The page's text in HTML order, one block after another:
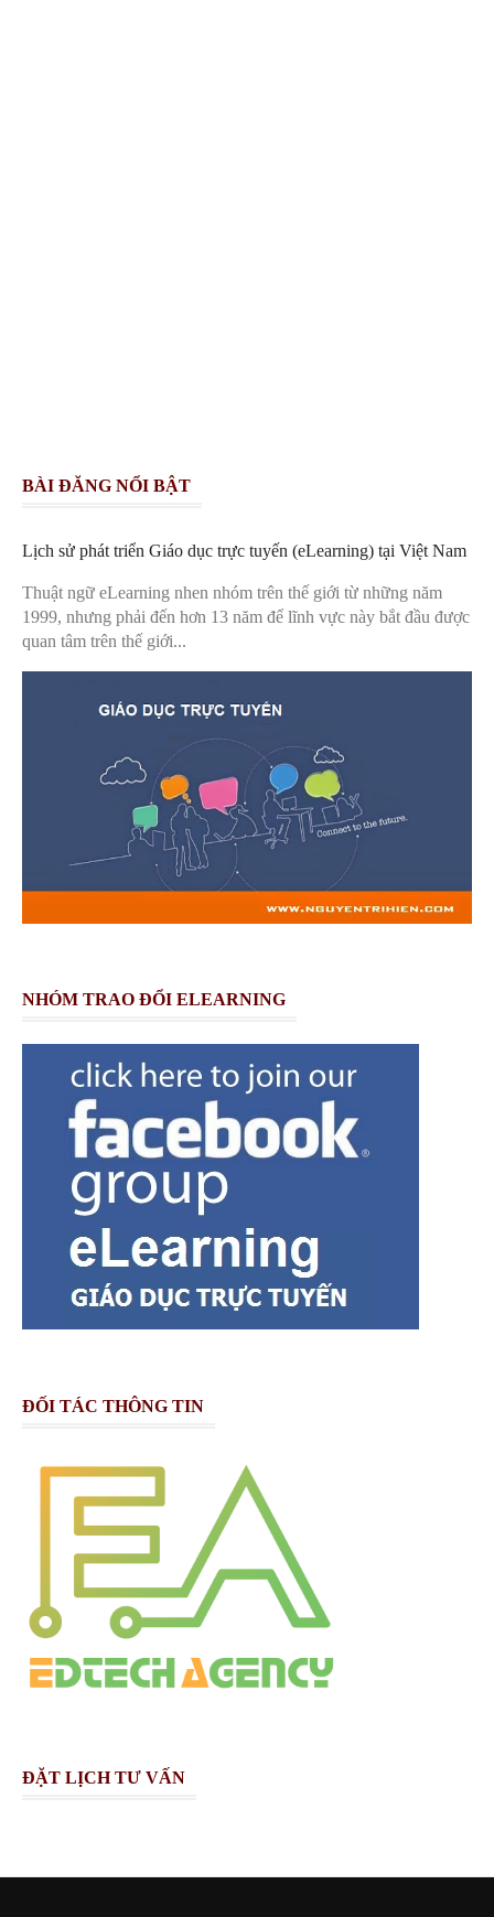
BÀI ĐĂNG NỔI BẬT
Lịch sử phát triển Giáo dục trực tuyến (eLearning) tại Việt Nam
Thuật ngữ eLearning nhen nhóm trên thế giới từ những năm
1999, nhưng phải đến hơn 13 năm để lĩnh vực này bắt đầu được
quan tâm trên thế giới...
NHÓM TRAO ĐỔI ELEARNING
ĐỐI TÁC THÔNG TIN
ĐẶT LỊCH TƯ VẤN